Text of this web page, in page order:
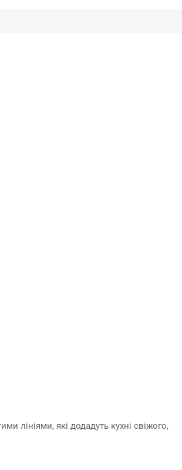
лініями, які додадуть кухні свіжого,